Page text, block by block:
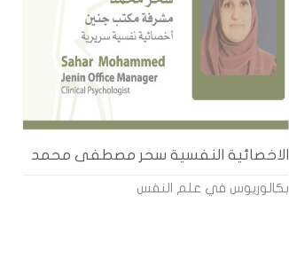
الاخصائية النفسية سحر مصطفى محمد
بكالوريوس في علم النفس